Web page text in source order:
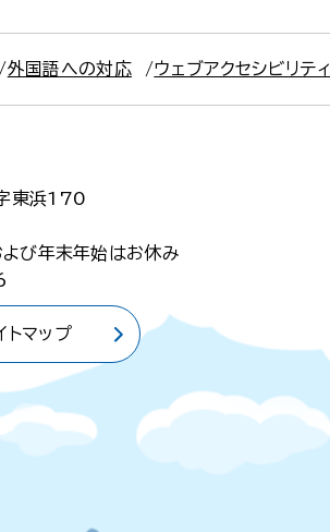
外国語への対応 ウェブアクセシビリティ
東浜170
び年末年始はお休み
トマップ